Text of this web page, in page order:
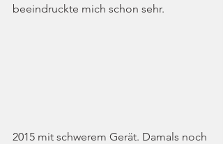
beeindruckte mich schon sehr.
2015 mit schwerem Gerät. Damals noch